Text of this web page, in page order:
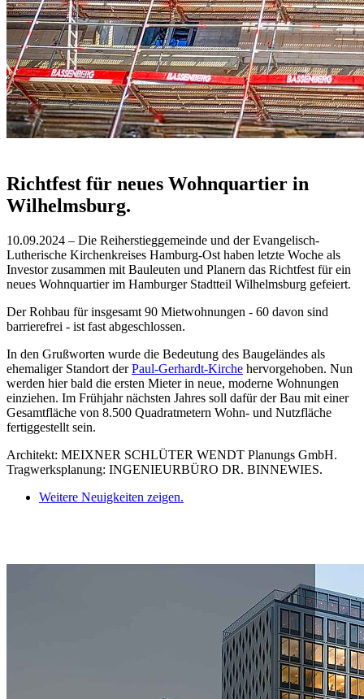
Richtfest für neues Wohnquartier in
Wilhelmsburg.
10.09.2024 – Die Reiherstieggemeinde und der Evangelisch-
Lutherische Kirchenkreises Hamburg-Ost haben letzte Woche als
Investor zusammen mit Bauleuten und Planern das Richtfest für ein
neues Wohnquartier im Hamburger Stadtteil Wilhelmsburg gefeiert.
Der Rohbau für insgesamt 90 Mietwohnungen - 60 davon sind
barrierefrei - ist fast abgeschlossen.
In den Grußworten wurde die Bedeutung des Baugeländes als
ehemaliger Standort derPaul-Gerhardt-Kirche hervorgehoben. Nun
werden hier bald die ersten Mieter in neue, moderne Wohnungen
einziehen. Im Frühjahr nächsten Jahres soll dafür der Bau mit einer
Gesamtfläche von 8.500 Quadratmetern Wohn- und Nutzfläche
fertiggestellt sein.
Architekt: MEIXNER SCHLÜTER WENDT Planungs GmbH.
Tragwerksplanung: INGENIEURBÜRO DR. BINNEWIES.
Weitere Neuigkeiten zeigen.